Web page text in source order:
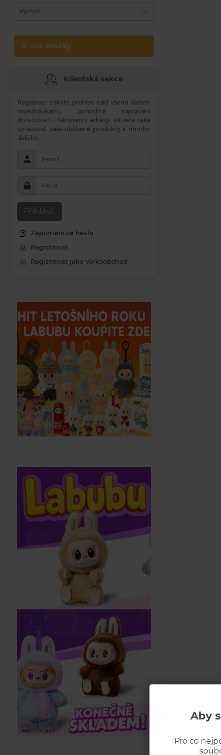
Aby
Pro co
Výchozí
Dle značky
Klientská sekce
Registrací získáte přehled nad všemi Vašimi
objednávkami, pohodlné nastavení
doručovací i fakturační adresy. Můžete také
spravovat vaše oblíbené produkty a mnoho
dalšího.
E-mail
Heslo
Přihlásit
Zapomenuté heslo
Registrovat
Registrovat jako Velkoobchod